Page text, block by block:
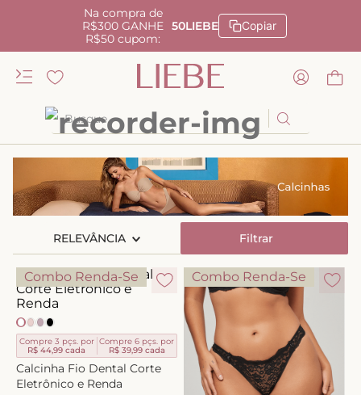
Na compra de
R$300 GANHE
R$50 cupom:
50LIEBE Copiar
Busque
RELEVÂNCIA Filtrar
Combo Renda-Se
Compre 3 pçs. por
R$ 44,99 cada
Compre 6 pçs. por
R$ 39,99cada
Calcinha Fio Dental Corte
Eletrônico e Renda
Combo Renda-Se
TERMOS MAIS BUSCADOS
kiss me
camisola
calcinha renda
anatomic
calcinha alta
triangulo
short doll